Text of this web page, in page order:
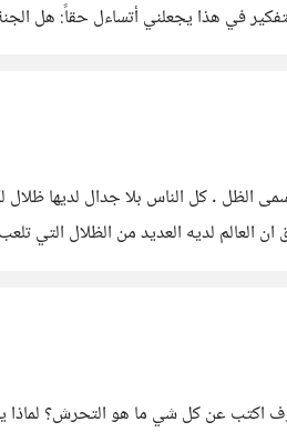
في هذا يجعلني أتساءل حقاً: هل الجنة
. كل الناس بلا جدال لديها ظلال
العالم لديه العديد من الظلال التي
اكتب عن كل شي ما هو التحرش؟